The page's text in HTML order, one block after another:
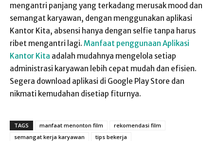
mengantri panjang yang terkadang merusak mood dan
semangat karyawan, dengan menggunakan aplikasi
Kantor Kita, absensi hanya dengan selfie tanpa harus
ribet mengantri lagi. Manfaat penggunaan Aplikasi
Kantor Kita adalah mudahnya mengelola setiap
administrasi karyawan lebih cepat mudah dan efisien.
Segera download aplikasi di Google Play Store dan
nikmati kemudahan disetiap fiturnya.
TAGS manfaat menonton film
rekomendasi film
semangat kerja karyawan
tips bekerja